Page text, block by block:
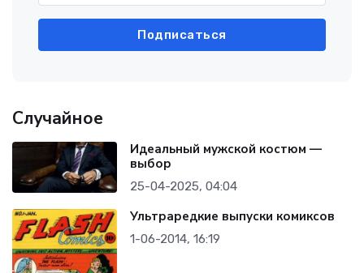
Подписаться
Случайное
Идеальный мужской костюм —
выбор
25-04-2025, 04:04
Ультраредкие выпуски комиксов
1-06-2014, 16:19